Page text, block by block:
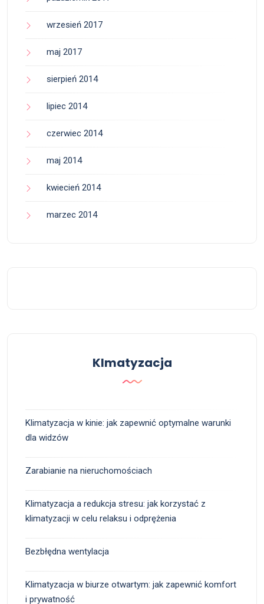
wrzesień 2017
maj 2017
sierpień 2014
lipiec 2014
czerwiec 2014
maj 2014
kwiecień 2014
marzec 2014
Klmatyzacja
Klimatyzacja w kinie: jak zapewnić optymalne warunki
dla widzów
Zarabianie na nieruchomościach
Klimatyzacja a redukcja stresu: jak korzystać z
klimatyzacji w celu relaksu i odprężenia
Bezbłędna wentylacja
Klimatyzacja w biurze otwartym: jak zapewnić komfort
i prywatność